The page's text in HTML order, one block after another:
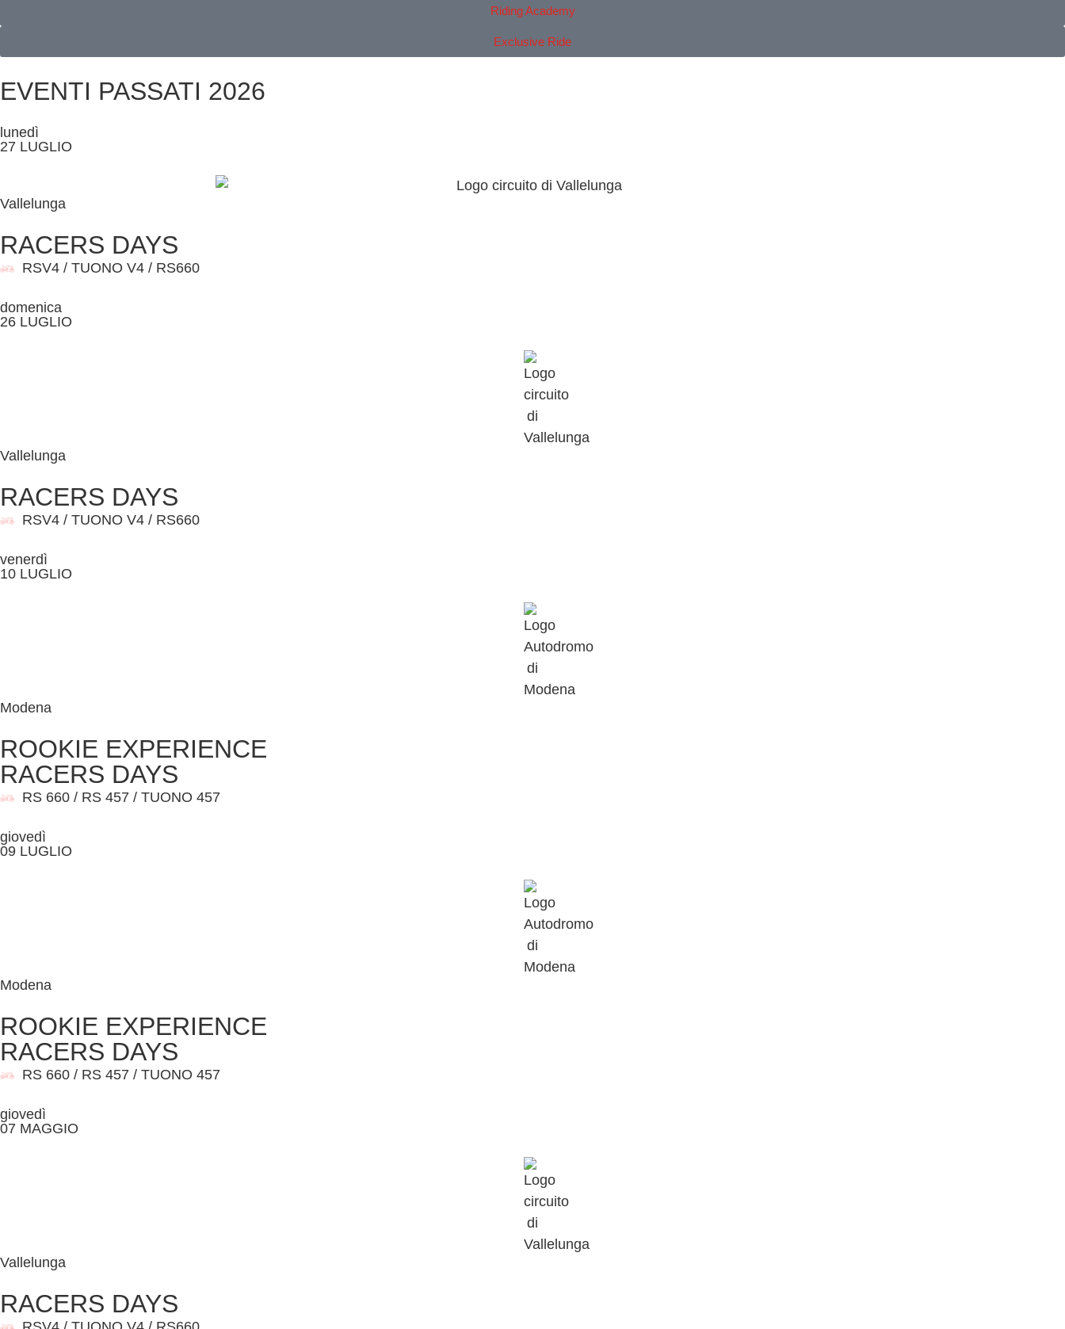
Riding Academy
Exclusive Ride
EVENTI PASSATI 2026
lunedì
27 LUGLIO
Vallelunga
RACERS DAYS
RSV4 / TUONO V4 / RS660
domenica
26 LUGLIO
Vallelunga
RACERS DAYS
RSV4 / TUONO V4 / RS660
venerdì
10 LUGLIO
Modena
ROOKIE EXPERIENCE
RACERS DAYS
RS 660 / RS 457 / TUONO 457
giovedì
09 LUGLIO
Modena
ROOKIE EXPERIENCE
RACERS DAYS
RS 660 / RS 457 / TUONO 457
giovedì
07 MAGGIO
Vallelunga
RACERS DAYS